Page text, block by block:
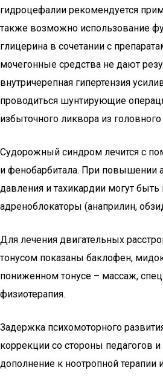
гидроцефалии рекомендуется
также возможно использование
глицерина в сочетании с
мочегонные средства не дают
внутричерепная гипертензия
проводиться шунтирующие
избыточного ликвора из головного
Судорожный синдром лечится с
и фенобарбитала. При повышении
давления и тахикардии могут быть
адреноблокаторы (анаприлин,
Для лечения двигательных
тонусом показаны баклофен,
пониженном тонусе – массаж,
физиотерапия.
Задержка психомоторного
коррекции со стороны педагогов
дополнение к ноотропной терапии